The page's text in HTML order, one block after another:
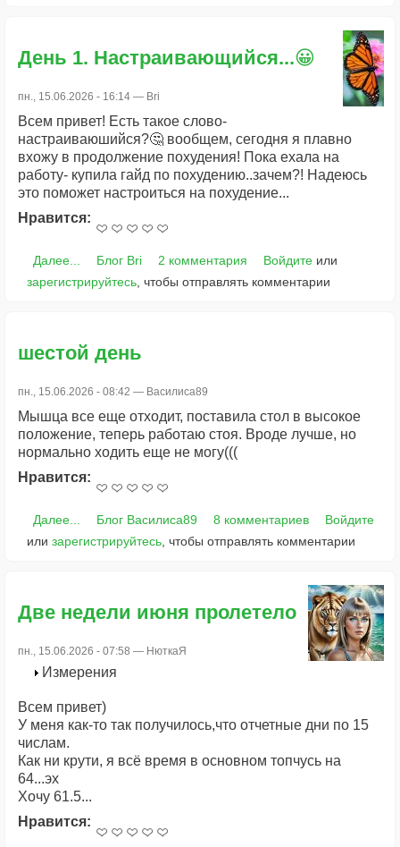
День 1. Настраивающийся...😀
пн., 15.06.2026 - 16:14 — Bri
Всем привет! Есть такое слово-
настраиваюшийся?🤔 вообщем, сегодня я плавно
вхожу в продолжение похудения! Пока ехала на
работу- купила гайд по похудению..зачем?! Надеюсь
это поможет настроиться на похудение...
Нравится:
Далее... Блог Bri 2 комментария Войдитеили
зарегистрируйтесь , чтобы отправлять комментарии
шестой день
пн., 15.06.2026 - 08:42 — Василиса89
Мышца все еще отходит, поставила стол в высокое
положение, теперь работаю стоя. Вроде лучше, но
нормально ходить еще не могу(((
Нравится:
Далее... Блог Василиса89 8 комментариев
Войдите
или зарегистрируйтесь, чтобы отправлять комментарии
Две недели июня пролетело
пн., 15.06.2026 - 07:58 — НюткаЯ
Измерения
Всем привет)
У меня как-то так получилось,что отчетные дни по 15
числам.
Как ни крути, я всё время в основном топчусь на
64...эх
Хочу 61.5...
Нравится: